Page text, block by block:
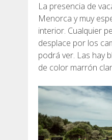
NORMAS Y
RÁNKING
SERVICIO DE
ENVÍA UN INTENTO
La presencia de
Menorca y muy
interior. Cualquier
desplace por los
podrá ver. Las hay
de color marrón